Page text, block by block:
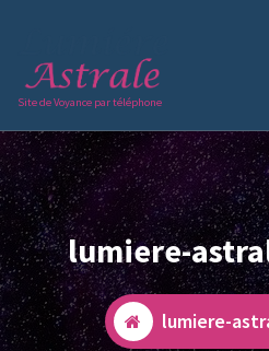
contenu
Site de Voyance par téléphone
lumiere-
lumiere-